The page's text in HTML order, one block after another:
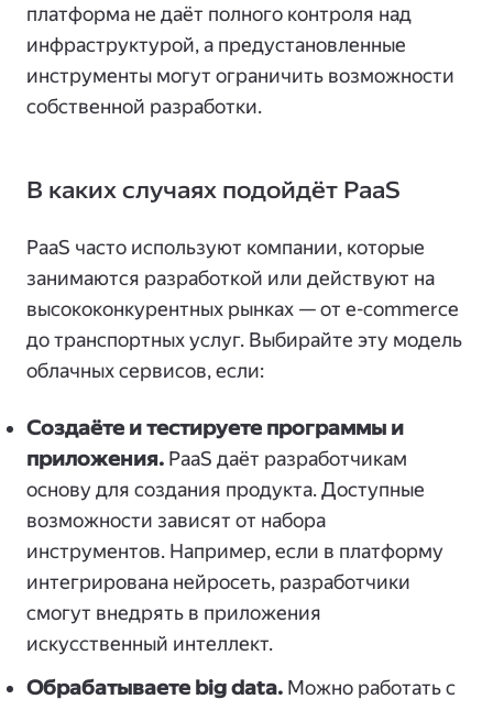
платформа не даёт полного контроля над
инфраструктурой, а предустановленные
инструменты могут ограничить возможности
собственной разработки.
В каких случаях подойдёт PaaS
PaaS часто используют компании, которые
занимаются разработкой или действуют на
высококонкурентных рынках — от e-commerce
до транспортных услуг. Выбирайте эту модель
облачных сервисов, если:
Создаёте и тестируете программы и
приложения. PaaS даёт разработчикам
основу для создания продукта. Доступные
возможности зависят от набора
инструментов. Например, если в платформу
интегрирована нейросеть, разработчики
смогут внедрять в приложения
искусственный интеллект.
Обрабатываете big data. Можно работать с